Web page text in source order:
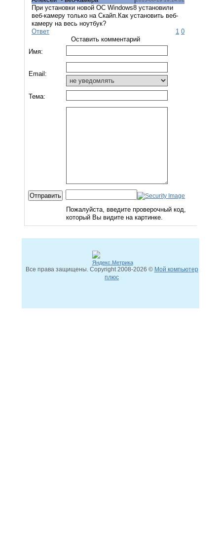
При установки новой OC Windows8 установили
веб-камеру только на Скайп.Как установить веб-
камеру на весь ноутбук?
Ответ
1 0
Оставить комментарий
Имя:
Email:
Тема:
Пожалуйста, введите проверочный код,
который Вы видите на картинке.
Все права защищены. Copyright2008-2026 © Мой компьютер
плюс